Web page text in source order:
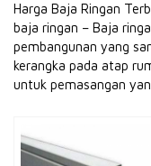
Harga Baja Ringan
baja ringan – Baja
pembangunan yang
kerangka pada atap
untuk pemasangan